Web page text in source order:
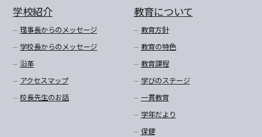
学校紹介
理事長からのメッセージ
学校長からのメッセージ
沿革
アクセスマップ
校長先生のお話
教育について
教育方針
教育の特色
教育課程
学びのステージ
一貫教育
学年だより
保健